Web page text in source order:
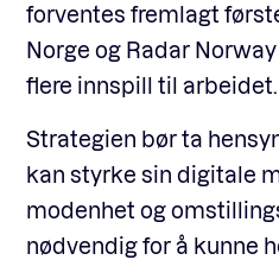
forventes fremlagt
Norge og Radar
flere innspill til arbeidet.
Strategien bør ta
kan styrke sin digitale
modenhet og
nødvendig for å kunne